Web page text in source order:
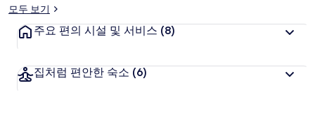
모두 보기
주요 편의 시설 및 서비스 (8)
집처럼 편안한 숙소 (6)